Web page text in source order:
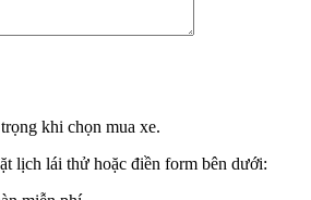
khi chọn mua xe.
lịch lái thử hoặc điền form bên dưới: